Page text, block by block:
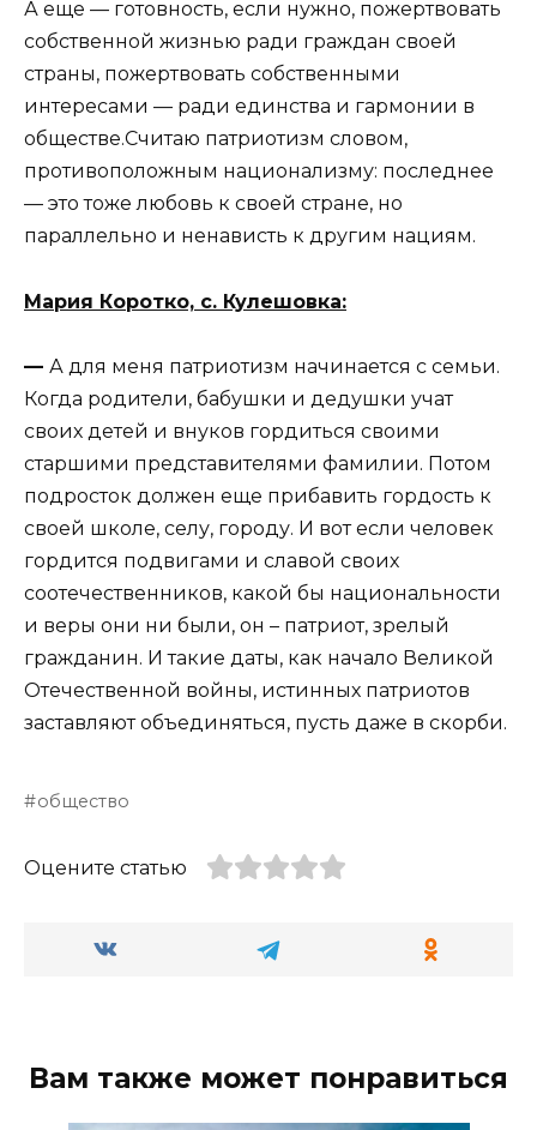
А еще — готовность, если нужно, пожертвовать
собственной жизнью ради граждан своей
страны, пожертвовать собственными
интересами — ради единства и гармонии в
обществе.Считаю патриотизм словом,
противоположным национализму: последнее
— это тоже любовь к своей стране, но
параллельно и ненависть к другим нациям.
Мария Коротко, с. Кулешовка:
— А для меня патриотизм начинается с семьи.
Когда родители, бабушки и дедушки учат
своих детей и внуков гордиться своими
старшими представителями фамилии. Потом
подросток должен еще прибавить гордость к
своей школе, селу, городу. И вот если человек
гордится подвигами и славой своих
соотечественников, какой бы национальности
и веры они ни были, он – патриот, зрелый
гражданин. И такие даты, как начало Великой
Отечественной войны, истинных патриотов
заставляют объединяться, пусть даже в скорби.
общество
Оцените статью
Вам также может понравиться